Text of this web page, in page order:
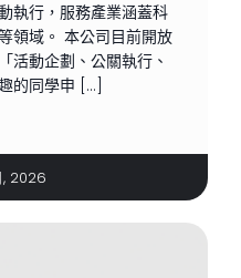
執行，服務產業涵蓋科
領域。 本公司目前開放
活動企劃、公關執行、
的同學申 […]
2026